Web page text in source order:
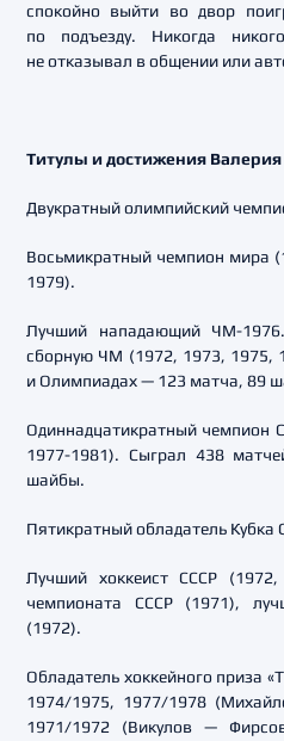
спокойно выйти во двор
по подъезду. Никогда
не отказывал в общении или
Титулы и достижения
Двукратный олимпийский
Восьмикратный чемпион мира
1979).
Лучший нападающий ЧМ-
сборную ЧМ (1972, 1973, 1975,
и Олимпиадах — 123 матча, 89
Одиннадцатикратный чемпион
1977-1981). Сыграл 438
шайбы.
Пятикратный обладатель Кубка
Лучший хоккеист СССР
чемпионата СССР (1971),
(1972).
Обладатель хоккейного приза
1974/1975, 1977/1978
1971/1972 (Викулов —